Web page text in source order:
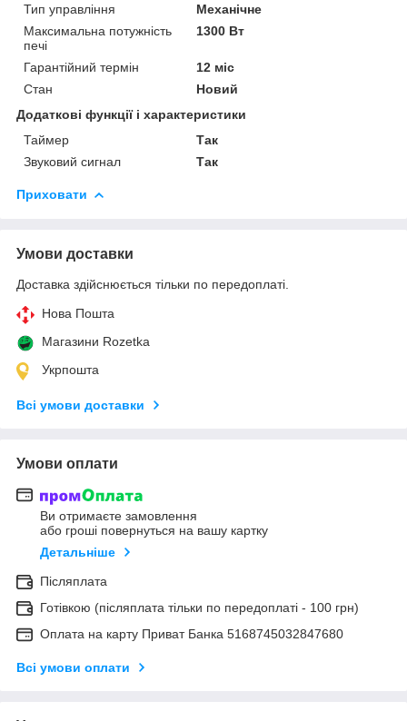
Тип управління
Механічне
Максимальна потужність
печі
1300 Вт
Гарантійний термін
12 міс
Стан
Новий
Додаткові функції і характеристики
Таймер
Так
Звуковий сигнал
Так
Приховати
Умови доставки
Доставка здійснюється тільки по передоплаті.
Нова Пошта
Магазини Rozetka
Укрпошта
Всі умови доставки
Умови оплати
Ви отримаєте замовлення
або гроші повернуться на вашу картку
Детальніше
Післяплата
Готівкою (післяплата тільки по передоплаті - 100 грн)
Оплата на карту Приват Банка 5168745032847680
Всі умови оплати